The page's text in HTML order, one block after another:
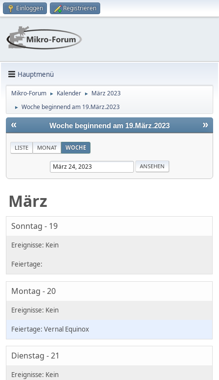
Einloggen Registrieren
Hauptmenü
Mikro-Forum ► Kalender ► März 2023
► Woche beginnend am 19.März.2023
« »
Woche beginnend am 19.März.2023
LISTE MONAT WOCHE
März
Sonntag - 19
Montag - 20
Vernal Equinox
Dienstag - 21